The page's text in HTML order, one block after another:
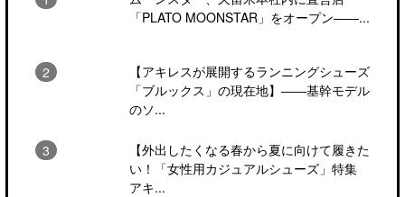
「PLATO MOONSTAR」をオープン――...
【アキレスが展開するランニングシューズ
「ブルックス」の現在地】――基幹モデル
のソ...
【外出したくなる春から夏に向けて履きた
い！「女性用カジュアルシューズ」特集
アキ...